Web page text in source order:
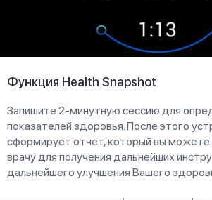
Функция Health Snapshot
Запишите 2-минутную сессию для
показателей здоровья. После этого
сформирует отчет, который вы
врачу для получения дальнейших
дальнейшего улучшения Вашего